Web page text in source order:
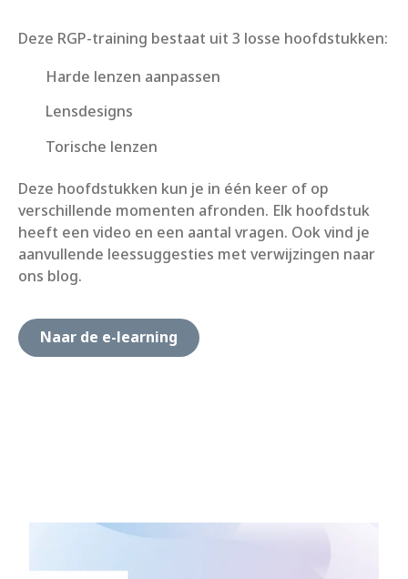
Deze RGP-training bestaat uit 3 losse hoofdstukken:
Harde lenzen aanpassen
Lensdesigns
Torische lenzen
Deze hoofdstukken kun je in één keer of op
verschillende momenten afronden. Elk hoofdstuk
heeft een video en een aantal vragen. Ook vind je
aanvullende leessuggesties met verwijzingen naar
ons blog.
Naar de e-learning